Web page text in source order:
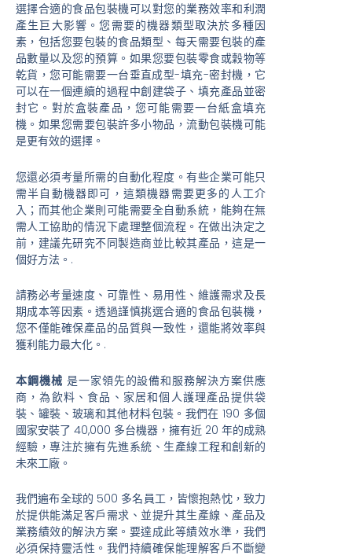
選擇合適的食品包裝機可以對您的業務效率和利潤
產生巨大影響。您需要的機器類型取決於多種因
素，包括您要包裝的食品類型、每天需要包裝的產
品數量以及您的預算。如果您要包裝零食或穀物等
乾貨，您可能需要一台垂直成型-填充-密封機，它
可以在一個連續的過程中創建袋子、填充產品並密
封它。對於盒裝產品，您可能需要一台紙盒填充
機。如果您需要包裝許多小物品，流動包裝機可能
是更有效的選擇。
您還必須考量所需的自動化程度。有些企業可能只
需半自動機器即可，這類機器需要更多的人工介
入；而其他企業則可能需要全自動系統，能夠在無
需人工協助的情況下處理整個流程。在做出決定之
前，建議先研究不同製造商並比較其產品，這是一
個好方法。.
請務必考量速度、可靠性、易用性、維護需求及長
期成本等因素。透過謹慎挑選合適的食品包裝機，
您不僅能確保產品的品質與一致性，還能將效率與
獲利能力最大化。.
本鋼機械 是一家領先的設備和服務解決方案供應
商，為飲料、食品、家居和個人護理產品提供袋
裝、罐裝、玻璃和其他材料包裝。我們在 190 多個
國家安裝了 40,000 多台機器，擁有近 20 年的成熟
經驗，專注於擁有先進系統、生產線工程和創新的
未來工廠。
我們遍布全球的 500 多名員工，皆懷抱熱忱，致力
於提供能滿足客戶需求、並提升其生產線、產品及
業務績效的解決方案。要達成此等績效水準，我們
必須保持靈活性。我們持續確保能理解客戶不斷變